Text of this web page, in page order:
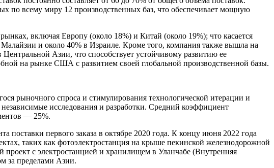
по всему миру 12 производственных баз, что обеспечивает мощную
включая Европу (около 18%) и Китай (около 19%); что касается
и около 40% в Израиле. Кроме того, компания также вышла на
Азии, что способствует устойчивому развитию ее
на рынке США с развитием своей глобальной производственной базы.
рыночного спроса и стимулирования технологической итерации и
исследования и разработки. Средний коэффициент
— 25%.
поставки первого заказа в октябре 2020 года. К концу июня 2022 года
таких как фотоэлектростанция на крыше пекинской железнодорожной
с электростанцией и хранилищем в Уланчабе (Внутренняя
за пределами Азии.